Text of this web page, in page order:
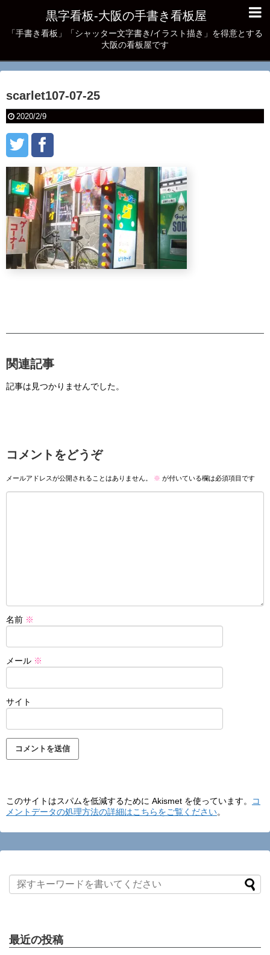
黒字看板‐大阪の手書き看板屋
「手書き看板」「シャッター文字書き/イラスト描き」を得意とする
大阪の看板屋です
scarlet107-07-25
2020/2/9
関連記事
記事は見つかりませんでした。
コメントをどうぞ
メールアドレスが公開されることはありません。 ※ が付いている欄は必須項目です
名前 ※
メール ※
サイト
このサイトはスパムを低減するために Akismet を使っています。
コ
メントデータの処理方法の詳細はこちらをご覧ください。
最近の投稿